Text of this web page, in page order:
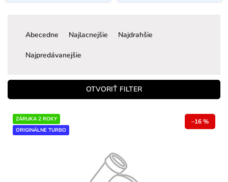
i
p
r
o
d
Abecedne Najlacnejšie Najdrahšie
Najpredávanejšie
OTVORIŤ FILTER
V
p
ZÁRUKA 2 ROKY
ORIGINÁLNE TURBO
–16 %